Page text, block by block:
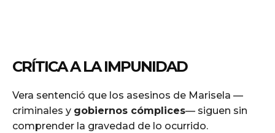
CRÍTICA A LA IMPUNIDAD
Vera sentenció que los asesinos de Marisela —
criminales y gobiernos cómplices— siguen sin
comprender la gravedad de lo ocurrido.